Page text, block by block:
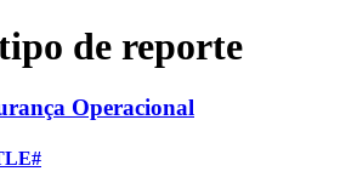
de reporte
Operacional